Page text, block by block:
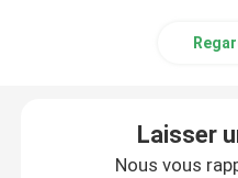
Laisser
Nous vous